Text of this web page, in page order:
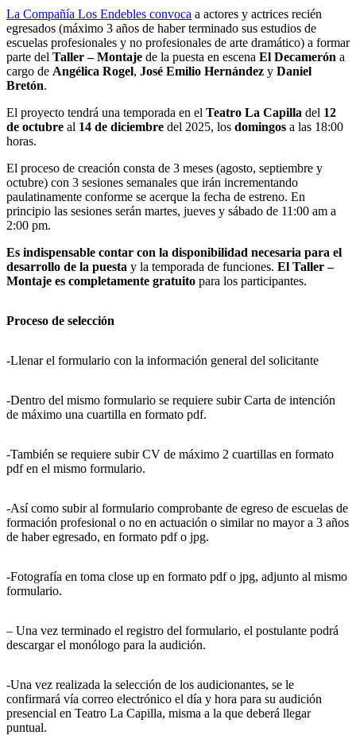
La Compañía Los Endebles convoca a actores y actrices recién
egresados (máximo 3 años de haber terminado sus estudios de
escuelas profesionales y no profesionales de arte dramático) a formar
parte del Taller – Montaje de la puesta en escena El Decamerón a
cargo de Angélica Rogel, José Emilio Hernández y Daniel
Bretón.
El proyecto tendrá una temporada en el Teatro La Capilla del 12
de octubre al 14 de diciembre del 2025, los domingos a las 18:00
horas.
El proceso de creación consta de 3 meses (agosto, septiembre y
octubre) con 3 sesiones semanales que irán incrementando
paulatinamente conforme se acerque la fecha de estreno. En
principio las sesiones serán martes, jueves y sábado de 11:00 am a
2:00 pm.
Es indispensable contar con la disponibilidad necesaria para el
desarrollo de la puesta y la temporada de funciones. El Taller –
Montaje es completamente gratuito para los participantes.
Proceso de selección
-Llenar el formulario con la información general del solicitante
-Dentro del mismo formulario se requiere subir Carta de intención
de máximo una cuartilla en formato pdf.
-También se requiere subir CV de máximo 2 cuartillas en formato
pdf en el mismo formulario.
-Así como subir al formulario comprobante de egreso de escuelas de
formación profesional o no en actuación o similar no mayor a 3 años
de haber egresado, en formato pdf o jpg.
-Fotografía en toma close up en formato pdf o jpg, adjunto al mismo
formulario.
– Una vez terminado el registro del formulario, el postulante podrá
descargar el monólogo para la audición.
-Una vez realizada la selección de los audicionantes, se le
confirmará vía correo electrónico el día y hora para su audición
presencial en Teatro La Capilla, misma a la que deberá llegar
puntual.